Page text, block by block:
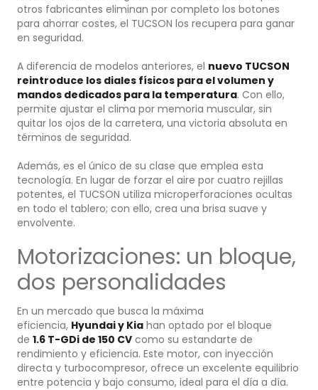
otros fabricantes eliminan por completo los botones
para ahorrar costes, el TUCSON los recupera para ganar
en seguridad.
A diferencia de modelos anteriores, el nuevo TUCSON
reintroduce los diales físicos para el volumen y
mandos dedicados para la temperatura. Con ello,
permite ajustar el clima por memoria muscular, sin
quitar los ojos de la carretera, una victoria absoluta en
términos de seguridad.
Además, es el único de su clase que emplea esta
tecnología. En lugar de forzar el aire por cuatro rejillas
potentes, el TUCSON utiliza microperforaciones ocultas
en todo el tablero; con ello, crea una brisa suave y
envolvente.
Motorizaciones: un bloque,
dos personalidades
En un mercado que busca la máxima
eficiencia, Hyundai y Kia han optado por el bloque
de 1.6 T-GDi de 150 CV como su estandarte de
rendimiento y eficiencia. Este motor, con inyección
directa y turbocompresor, ofrece un excelente equilibrio
entre potencia y bajo consumo, ideal para el día a día.